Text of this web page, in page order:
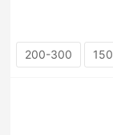
200-300